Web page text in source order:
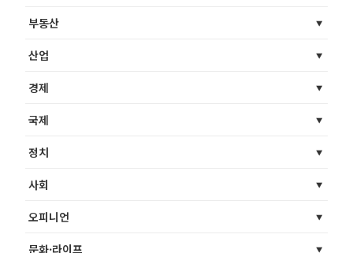
부동산
산업
경제
국제
정치
사회
오피니언
문화·라이프